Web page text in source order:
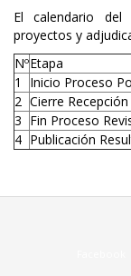
El calendario del
proyectos y
NºEtapa
1
Inicio Proceso
2 Cierre
3 Fin Proceso
4 Publicación